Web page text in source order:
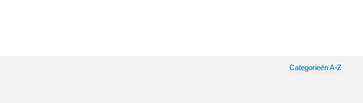
Categorieën A-Z